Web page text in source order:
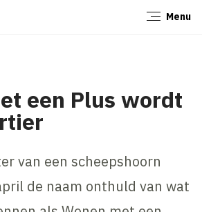
Menu
een Plus wordt
van een scheepshoorn
de naam onthuld van wat
Sluiten